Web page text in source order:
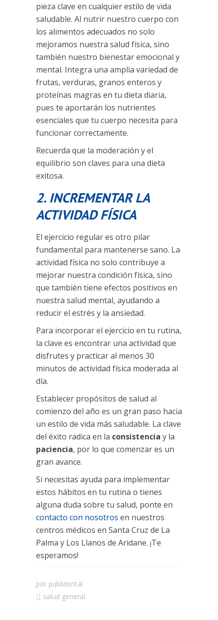
pieza clave en cualquier estilo de vida
saludable. Al nutrir nuestro cuerpo con
los alimentos adecuados no solo
mejoramos nuestra salud física, sino
también nuestro bienestar emocional y
mental. Integra una amplia variedad de
frutas, verduras, granos enteros y
proteínas magras en tu dieta diaria,
pues te aportarán los nutrientes
esenciales que tu cuerpo necesita para
funcionar correctamente.
Recuerda que la moderación y el
equilibrio son claves para una dieta
exitosa.
2. INCREMENTAR LA
ACTIVIDAD FÍSICA
El ejercicio regular es otro pilar
fundamental para mantenerse sano. La
actividad física no solo contribuye a
mejorar nuestra condición física, sino
que también tiene efectos positivos en
nuestra salud mental, ayudando a
reducir el estrés y la ansiedad.
Para incorporar el ejercicio en tu rutina,
la clave es encontrar una actividad que
disfrutes y practicar al menos 30
minutos de actividad física moderada al
día.
Establecer propósitos de salud al
comienzo del año es un gran paso hacia
un estilo de vida más saludable. La clave
del éxito radica en la consistencia y la
paciencia, por lo que comenzar es un
gran avance.
Si necesitas ayuda para implementar
estos hábitos en tu rutina o tienes
alguna duda sobre tu salud, ponte en
contacto con nosotros en nuestros
centros médicos en Santa Cruz de La
Palma y Los Llanos de Aridane. ¡Te
esperamos!
por publidental
salud general